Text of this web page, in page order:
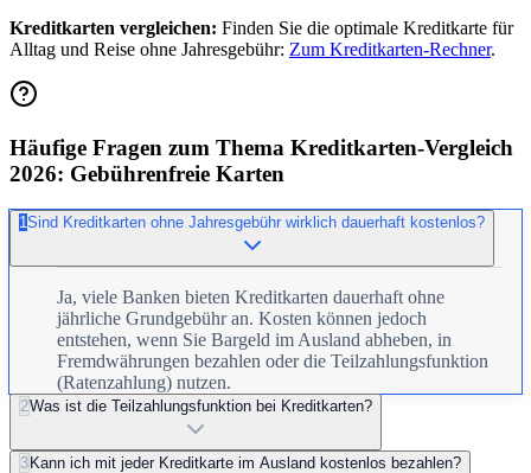
Kreditkarten vergleichen: Finden Sie die optimale Kreditkarte für
Alltag und Reise ohne Jahresgebühr: Zum Kreditkarten-Rechner.
Häufige Fragen zum Thema Kreditkarten-Vergleich
2026: Gebührenfreie Karten
1 Sind Kreditkarten ohne Jahresgebühr wirklich dauerhaft kostenlos?
Ja, viele Banken bieten Kreditkarten dauerhaft ohne
jährliche Grundgebühr an. Kosten können jedoch
entstehen, wenn Sie Bargeld im Ausland abheben, in
Fremdwährungen bezahlen oder die Teilzahlungsfunktion
(Ratenzahlung) nutzen.
2Was ist die Teilzahlungsfunktion bei Kreditkarten?
3 Kann ich mit jeder Kreditkarte im Ausland kostenlos bezahlen?